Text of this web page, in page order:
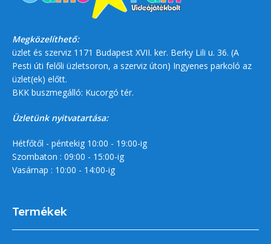
Megközelíthető:
üzlet és szerviz 1171 Budapest XVII. ker. Berky Lili u. 36. (A
Pesti úti felőli üzletsoron, a szerviz úton) Ingyenes parkoló az
üzlet(ek) előtt.
BKK buszmegálló: Kucorgó tér.
Üzletünk nyitvatartása:
Hétfőtől - péntekig 10:00 - 19:00-ig
Szombaton : 09:00 - 15:00-ig
Vasárnap : 10:00 - 14:00-ig
Termékek